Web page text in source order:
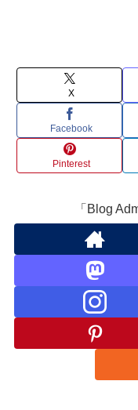
X
Facebook
Pinterest
「Blog